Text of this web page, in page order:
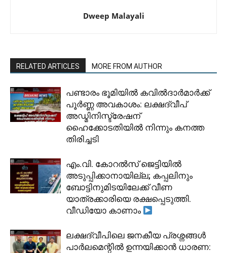
Dweep Malayali
RELATED ARTICLES MORE FROM AUTHOR
പണ്ടാരം ഭൂമിയിൽ കവിൽദാർമാർക്ക്
പൂർണ്ണ അവകാശം: ലക്ഷദ്വീപ്
അഡ്മിനിസ്ട്രേഷന്
ഹൈക്കോടതിയിൽ നിന്നും കനത്ത
തിരിച്ചടി
​എം.വി. കോറൽസ് ജെട്ടിയിൽ
അടുപ്പിക്കാനായില്ല; കപ്പലിനും
ബോട്ടിനുമിടയിലേക്ക് വീണ
യാത്രക്കാരിയെ രക്ഷപ്പെടുത്തി.
വീഡിയോ കാണാം
ലക്ഷദ്വീപിലെ ജനകീയ പ്രശ്നങ്ങൾ
പാർലമെന്റിൽ ഉന്നയിക്കാൻ ധാരണ: